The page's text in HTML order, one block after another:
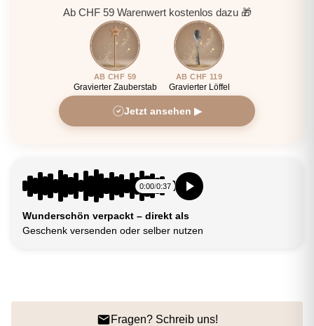
Ab CHF 59 Warenwert kostenlos dazu 🎁
AB CHF 59
Gravierter Zauberstab
AB CHF 119
Gravierter Löffel
Jetzt ansehen ▶
0:00/0:37
Wunderschön verpackt – direkt als
Geschenk versenden oder selber nutzen
Fragen? Schreib uns!